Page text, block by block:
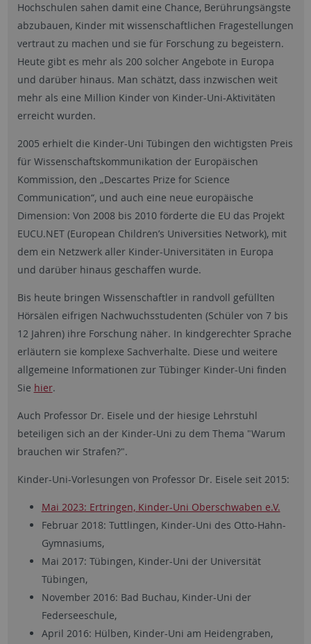
Hochschulen sahen damit eine Chance, Berührungsängste
abzubauen, Kinder mit wissenschaftlichen Fragestellungen
vertraut zu machen und sie für Forschung zu begeistern.
Heute gibt es mehr als 200 solcher Angebote in Europa
und darüber hinaus. Man schätzt, dass inzwischen weit
mehr als eine Million Kinder von Kinder-Uni-Aktivitäten
erreicht wurden.
2005 erhielt die Kinder-Uni Tübingen den wichtigsten Preis
für Wissenschaftskommunikation der Europäischen
Kommission, den „Descartes Prize for Science
Communication“, und auch eine neue europäische
Dimension: Von 2008 bis 2010 förderte die EU das Projekt
EUCU.NET (European Children’s Universities Network), mit
dem ein Netzwerk aller Kinder-Universitäten in Europa
und darüber hinaus geschaffen wurde.
Bis heute bringen Wissenschaftler in randvoll gefüllten
Hörsälen eifrigen Nachwuchsstudenten (Schüler von 7 bis
12 Jahren) ihre Forschung näher. In kindgerechter Sprache
erläutern sie komplexe Sachverhalte. Diese und weitere
allgemeine Informationen zur Tübinger Kinder-Uni finden
Sie hier.
Auch Professor Dr. Eisele und der hiesige Lehrstuhl
beteiligen sich an der Kinder-Uni zu dem Thema "Warum
brauchen wir Strafen?".
Kinder-Uni-Vorlesungen von Professor Dr. Eisele seit 2015:
Mai 2023: Ertringen, Kinder-Uni Oberschwaben e.V.
Februar 2018: Tuttlingen, Kinder-Uni des Otto-Hahn-
Gymnasiums,
Mai 2017: Tübingen, Kinder-Uni der Universität
Tübingen,
November 2016: Bad Buchau, Kinder-Uni der
Federseeschule,
April 2016: Hülben, Kinder-Uni am Heidengraben,